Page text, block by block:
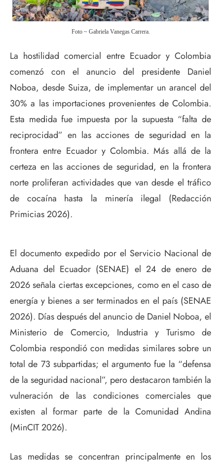
Foto ~ Gabriela Vanegas Carrera.
La hostilidad comercial entre Ecuador y Colombia
comenzó con el anuncio del presidente Daniel
Noboa, desde Suiza, de implementar un arancel del
30% a las importaciones provenientes de Colombia.
Esta medida fue impuesta por la supuesta “falta de
reciprocidad” en las acciones de seguridad en la
frontera entre Ecuador y Colombia. Más allá de la
certeza en las acciones de seguridad, en la frontera
norte proliferan actividades que van desde el tráfico
de cocaína hasta la minería ilegal (Redacción
Primicias 2026).
El documento expedido por el Servicio Nacional de
Aduana del Ecuador (SENAE) el 24 de enero de
2026 señala ciertas excepciones, como en el caso de
energía y bienes a ser terminados en el país (SENAE
2026). Días después del anuncio de Daniel Noboa, el
Ministerio de Comercio, Industria y Turismo de
Colombia respondió con medidas similares sobre un
total de 73 subpartidas; el argumento fue la “defensa
de la seguridad nacional”, pero destacaron también la
vulneración de las condiciones comerciales que
existen al formar parte de la Comunidad Andina
(MinCIT 2026).
Las medidas se concentran principalmente en los